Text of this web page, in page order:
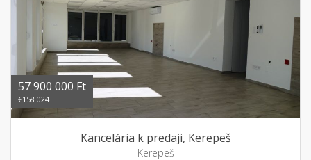
57 900 000 Ft
€158 024
Kancelária k predaji, Kerepeš
Kerepeš